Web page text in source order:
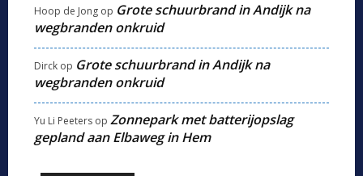
Hoop de Jong op Grote schuurbrand in Andijk na
wegbranden onkruid
Dirck op Grote schuurbrand in Andijk na
wegbranden onkruid
Yu Li Peeters op Zonnepark met batterijopslag
gepland aan Elbaweg in Hem